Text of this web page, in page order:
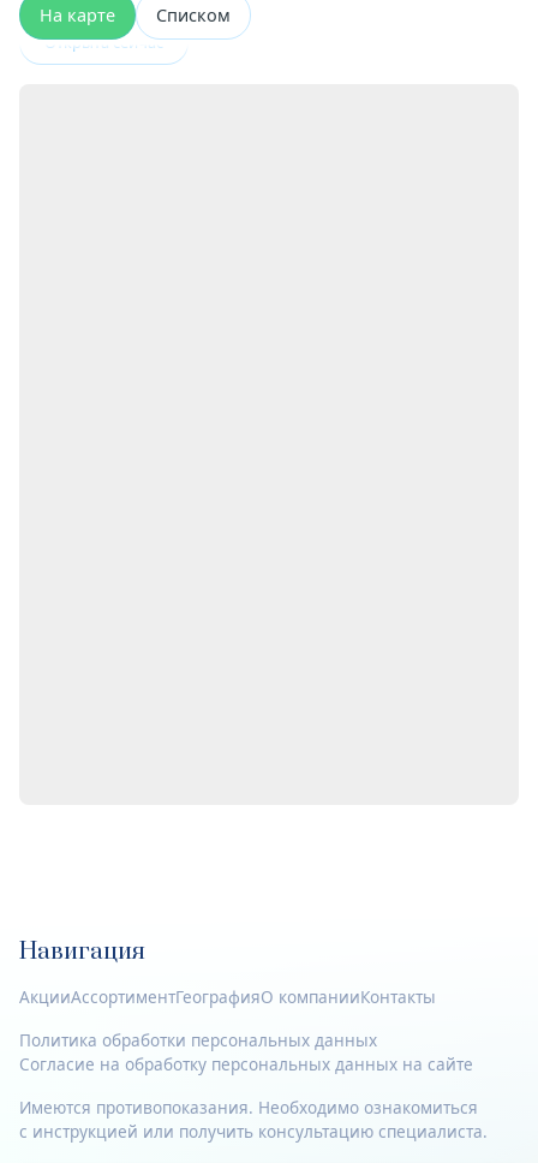
На карте Списком
Открыта сейчас
Навигация
АкцииАссортиментГеографияО компанииКонтакты
Политика обработки персональных данных
Согласие на обработку персональных данных на сайте
Имеются противопоказания. Необходимо ознакомиться
с инструкцией или получить консультацию специалиста.